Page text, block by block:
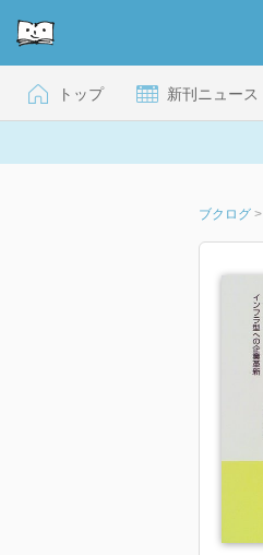
トップ 新刊ニュース
ブクログ >